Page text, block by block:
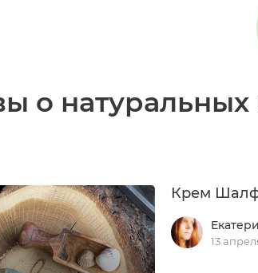
о
Крем
13